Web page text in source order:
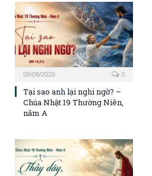
08/08/2026 0
Tại sao anh lại nghi ngờ? –
Chúa Nhật 19 Thường Niên,
năm A